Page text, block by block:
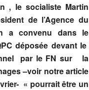
, le socialiste Martin
de l’Agence du
a convenu dans le
déposée devant le
par le FN sur la
–voir notre article
« pourrait être un